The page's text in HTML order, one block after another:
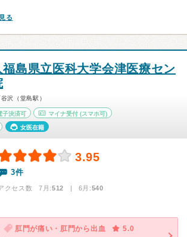
る
島県立医科大学会津医療セン
沢（堂島駅）
子決済可 マイナ受付 (スマホ可)
女医在籍
3.95
3件
クセス数 7月:512 | 6月:540
肛門が痛い・肛門から出血
5.0